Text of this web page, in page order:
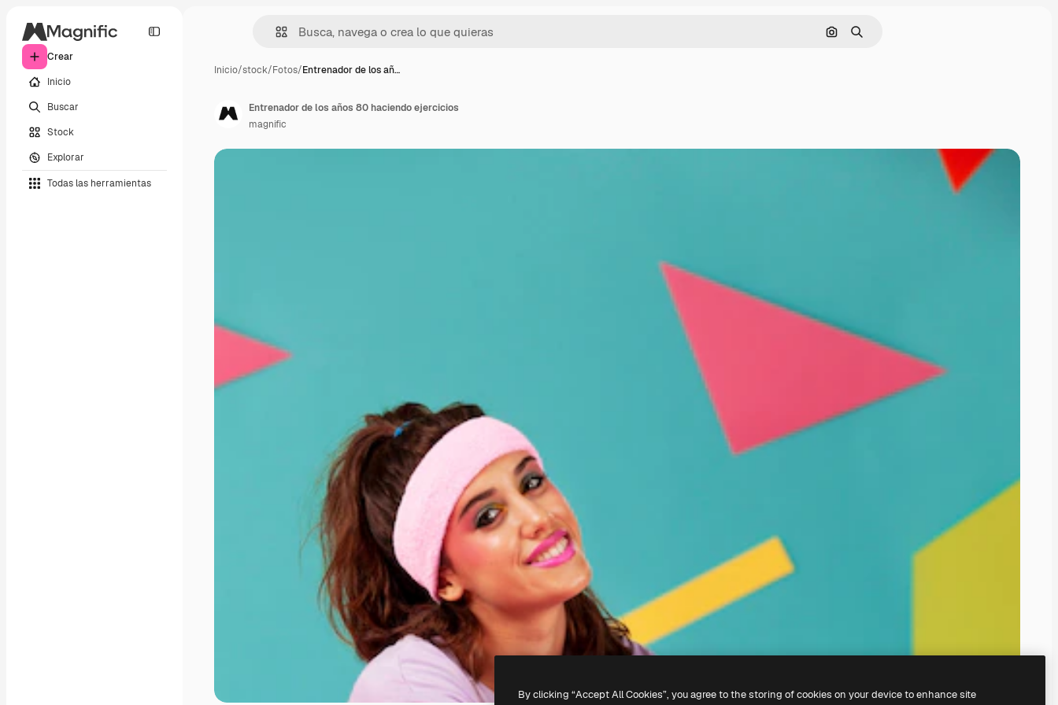
Crear
Inicio
Buscar
Stock
Explorar
Todas las herramientas
Buscar por imagen
Buscar
Inicio/stock/Fotos/Entrenador de los añ…
Entrenador de los años 80 haciendo ejercicios
magnific
By clicking “Accept All Cookies”, you agree to the storing of cookies on your device to enhance site